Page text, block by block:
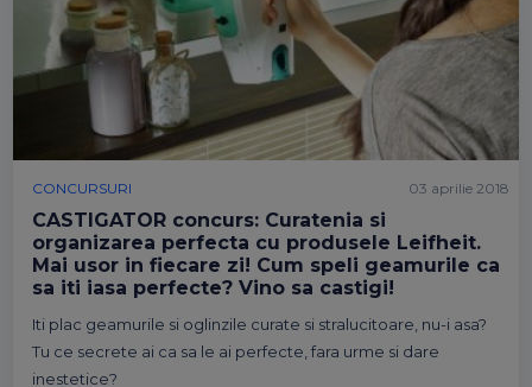
CONCURSURI
CASTIGATOR concurs: Curatenia si
organizarea perfecta cu produsele Leifheit.
Mai usor in fiecare zi! Cum speli geamurile ca
sa iti iasa perfecte? Vino sa castigi!
Iti plac geamurile si oglinzile curate si stralucitoare, nu-i asa?
Tu ce secrete ai ca sa le ai perfecte, fara urme si dare
inestetice?
03 aprilie 2018